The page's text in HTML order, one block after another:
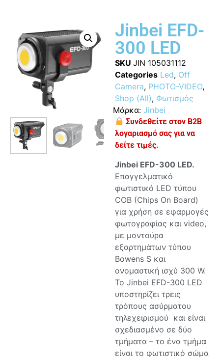
Jinbei EFD-
300 LED
SKU JIN 105031112
Categories Led, Off
Camera, PHOTO-VIDEO,
Shop (All), Φωτισμός
Μάρκα: Jinbei
Συνδεθείτε στον B2B
λογαριασμό σας για να
δείτε τιμές.
Jinbei EFD-300 LED.
Επαγγελματικό
φωτιστικό LED τύπου
COB (Chips On Board)
για χρήση σε εφαρμογές
φωτογραφίας και video,
με μοντούρα
εξαρτημάτων τύπου
Bowens S και
ονομαστική ισχύ 300 W.
Το Jinbei EFD-300 LED
υποστηρίζει τρεις
τρόπους ασύρματου
τηλεχειρισμού και είναι
σχεδιασμένο σε δύο
τμήματα – το ένα τμήμα
είναι το φωτιστικό σώμα